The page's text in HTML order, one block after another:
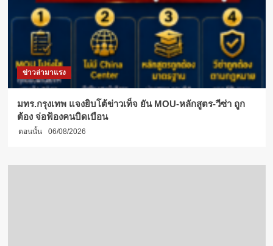
ข่าวล่ามาแรง
มทร.กรุงเทพ แจงยิบโต้ข่าวเท็จ ยัน MOU-หลักสูตร-วีซ่า ถูก
ต้อง จ่อฟ้องคนบิดเบือน
ตอนนั้น 06/08/2026